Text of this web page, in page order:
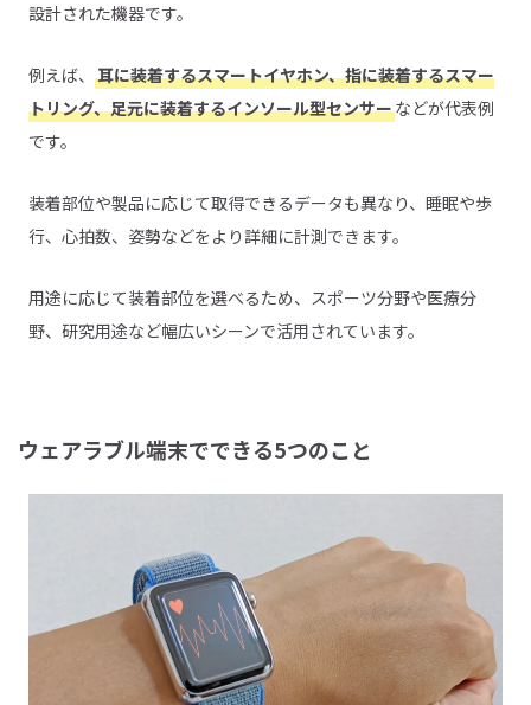
設計された機器です。
例えば、 耳に装着するスマートイヤホン、指に装着するスマー
トリング、足元に装着するインソール型センサーなどが代表例
です。
装着部位や製品に応じて取得できるデータも異なり、睡眠や歩
行、心拍数、姿勢などをより詳細に計測できます。
用途に応じて装着部位を選べるため、スポーツ分野や医療分
野、研究用途など幅広いシーンで活用されています。
ウェアラブル端末でできる5つのこと